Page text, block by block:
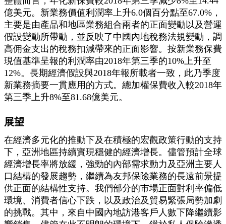
億美元。新業務價值利潤率上升6.0個百分點至67.0%，
主要是由產品和地區業務組合兩者的正面變動以及營運
假設變動所帶動，並反映了中國內地稅務法規變動，調
高佣金支出的稅務扣減帶來的正面影響。按新業務保費
現值基準呈報的利潤率由2018年第三季的10%上升至
12%。長期經濟假設與2018年報所載者一致，此乃季度
新業務摘要一貫應用的方式。總加權保費收入較2018年
第三季上升8%至81.68億美元。
展望
在經濟多元化的推動下及在積極的宏觀政策行動的支持
下，亞洲地區持續實現穩健的經濟增長。儘管預計全球
經濟增長率將放緩，強勁的內部需求動力及亞洲主要人
口結構的發展趨勢，繼續為友邦保險業務的長遠前景提
供正面的結構性支持。我們部分的市場正面對利率偏低
環境、消費者信心下跌，以及政治及貿易緊張局勢加劇
的挑戰。其中，來自中國內地訪港客戶人數下降繼續影